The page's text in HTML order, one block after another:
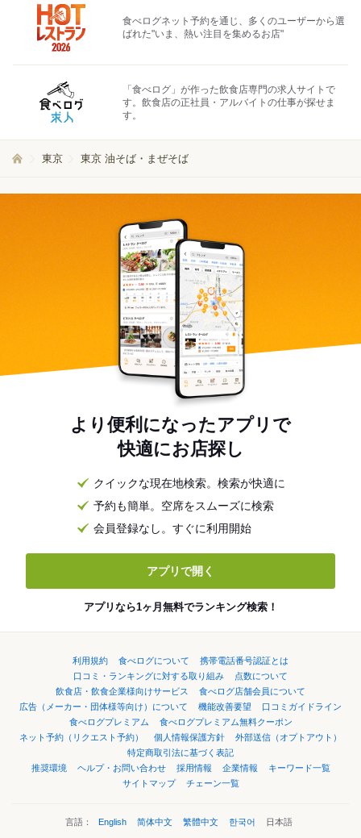
食べログネット予約を通じ、多くのユーザーから選
ばれた"いま、熱い注目を集めるお店"
「食べログ」が作った飲食店専門の求人サイトで
す。飲食店の正社員・アルバイトの仕事が探せま
す。
東京 東京 油そば・まぜそば
より便利になったアプリで
快適にお店探し
クイックな現在地検索。検索が快適に
予約も簡単。空席をスムーズに検索
会員登録なし。すぐに利用開始
アプリで開く
アプリなら1ヶ月無料でランキング検索！
利用規約 食べログについて
携帯電話番号認証とは
口コミ・ランキングに対する取り組み
点数について
飲食店・飲食企業様向けサービス
食べログ店舗会員について
広告（メーカー・団体様等向け）について
機能改善要望
口コミガイドライン
食べログプレミアム
食べログプレミアム無料クーポン
ネット予約（リクエスト予約）
個人情報保護方針
外部送信（オプトアウト）
特定商取引法に基づく表記
推奨環境
ヘルプ・お問い合わせ 採用情報 企業情報
キーワード一覧
サイトマップ
チェーン一覧
言語： English 简体中文 繁體中文 한국어 日本語